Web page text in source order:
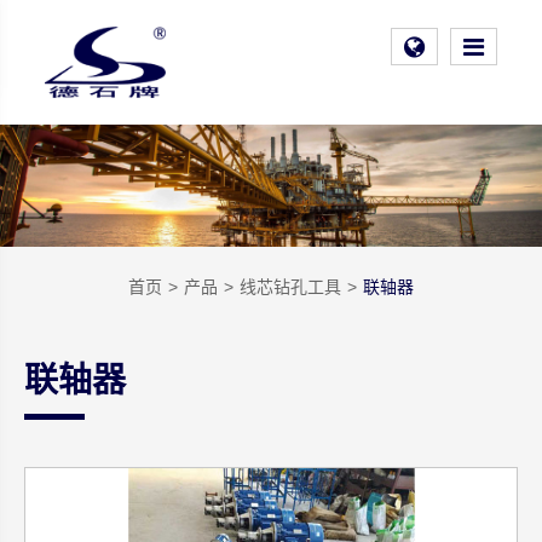
首页 产品 线芯钻孔工具 联轴器
联轴器